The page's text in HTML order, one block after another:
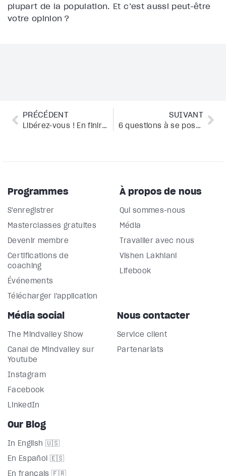
plupart de la population. Et c’est aussi peut-être
votre opinion ?
PRÉCÉDENT
Libérez-vous ! En finir définitivement avec le ressentiment
SUIVANT
6 questions à se poser avant de faire une réorientation professionnelle
Programmes
S'enregistrer
Masterclasses gratuites
Devenir membre
Certifications de
coaching
Événements
Télécharger l'application
À propos de nous
Qui sommes-nous
Média
Travailler avec nous
Vishen Lakhiani
Lifebook
Média social
The Mindvalley Show
Canal de Mindvalley sur
Youtube
Instagram
Facebook
LinkedIn
Nous contacter
Service client
Partenariats
Our Blog
In English 🇺🇸
En Español 🇪🇸
En français 🇫🇷